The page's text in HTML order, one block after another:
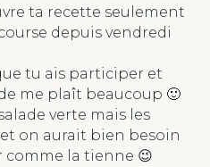
ta recette seulement
depuis vendredi
tu ais participer et
me plaît beaucoup 🙂
verte mais les
on aurait bien besoin
comme la tienne 😉